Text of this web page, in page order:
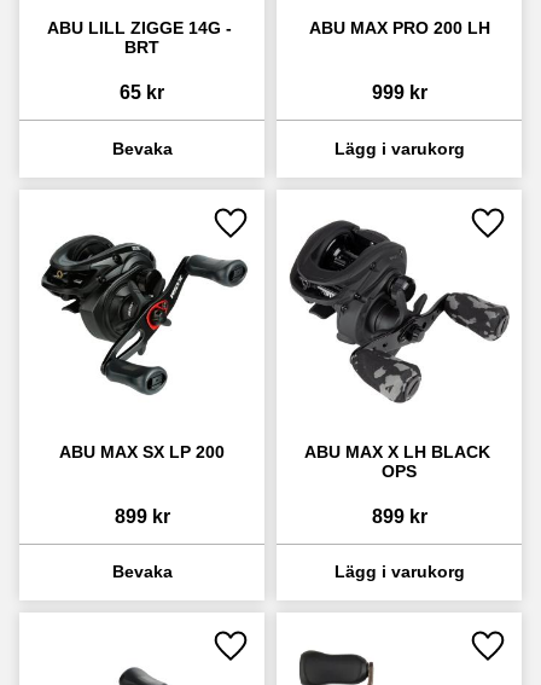
ABU LILL ZIGGE 14G -
BRT
65 kr
ABU MAX PRO 200 LH
999kr
ABU MAX SX LP 200
899kr
Lägg till i favoriter
ABU MAX X LH BLACK
OPS
899kr
Lägg
Lägg till i favoriter Lägg